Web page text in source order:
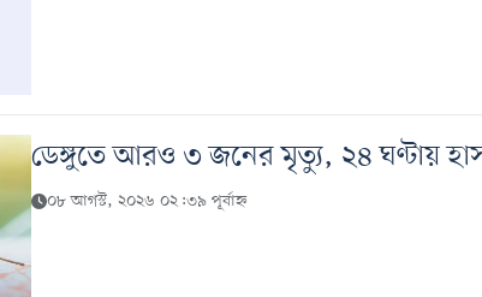
ডেঙ্গুতে আরও ৩ জনের মৃত্যু, ২৪ ঘণ্টায়
০৮ আগস্ট, ২০২৬ ০২:৩৯ পূর্বাহ্ন